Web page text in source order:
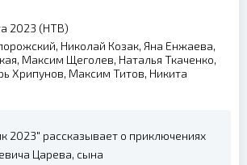
2023 (НТВ)
Николай Козак, Яна Енжаева,
Максим Щеголев, Наталья Ткаченко,
Хрипунов, Максим Титов, Никита
2023" рассказывает о приключениях
Царева, сына